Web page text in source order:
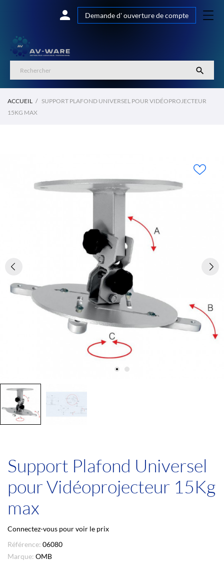
 Demande d' ouverture de compte

ACCUEIL
SUPPORT PLAFOND UNIVERSEL POUR VIDÉOPROJECTEUR
15KG MAX
Support Plafond Universel
pour Vidéoprojecteur 15Kg
max
Connectez-vous pour voir le prix
Référence: 06080
Marque: OMB